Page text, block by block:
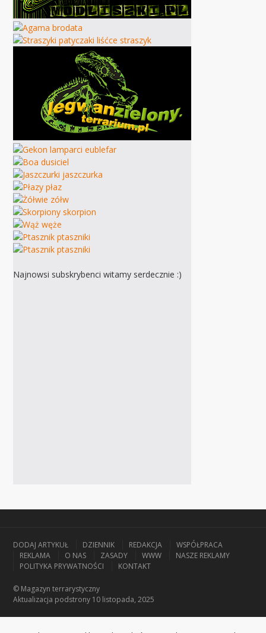
Najnowsi subskrybenci witamy serdecznie :)
DODAJ ARTYKUŁ DZIENNIK REDAKCJA
WSPÓŁPRACA
REKLAMA
O NAS ZASADY WWW
NASZE REKLAMY
POLITYKA PRYWATNOŚCI
KONTAKT
© Magazyn terrarystyczny
Aktualizacja podstrony 10 listopada, 2025